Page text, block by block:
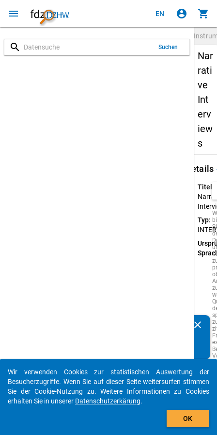
menu EN account_circle shopping_cart
search Suchen
Nar
rati
ve
Int
erv
iew
s
Details
Titel:
Typ:
clear
auto_stories
add_shopping_cart
Wir verwenden Cookies zur statistischen Auswertung der
Besucherzugriffe. Wenn Sie auf dieser Seite weitersurfen stimmen
Sie der Cookie-Nutzung zu. Weitere Informationen zu Cookies
erhalten Sie in unserer Datenschutzerkärung.
OK